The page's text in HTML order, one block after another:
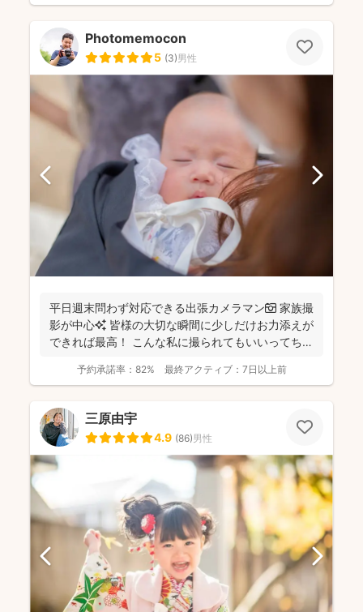
Photomemocon
5 (3)男性
平日週末問わず対応できる出張カメラマン📷 家族撮
影が中心✨ 皆様の大切な瞬間に少しだけお力添えが
できれば最高！ こんな私に撮られてもいいってちら
予約承諾率： 82% 最終アクティブ： 7日以上前
三原由宇
4.9 (86)男性